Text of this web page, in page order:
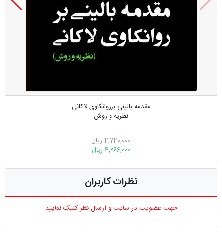
مقدمه بالینی برروانکاوی لاکانی
نظریه و روش
4,740,000 ریال
4,266,000 ریال
نظرات کاربران
جهت عضویت در سایت و ارسال نظر کلیک نمایید